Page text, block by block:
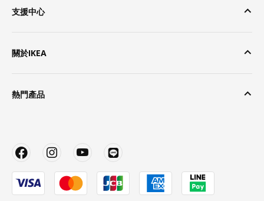
支援中心
關於IKEA
熱門產品